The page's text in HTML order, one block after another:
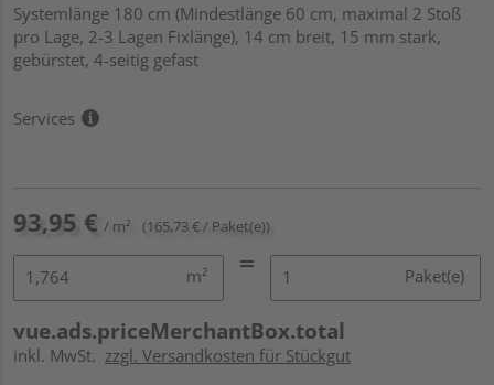
Systemlänge 180 cm (Mindestlänge 60 cm, maximal 2 Stoß
pro Lage, 2-3 Lagen Fixlänge), 14 cm breit, 15 mm stark,
gebürstet, 4-seitig gefast
Services
93,95 € / m² (165,73 € / Paket(e))
m² Paket(e)
vue.ads.priceMerchantBox.total
inkl. MwSt. zzgl. Versandkosten für Stückgut